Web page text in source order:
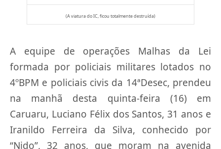
(A viatura do IC, ficou totalmente destruída)
A equipe de operações Malhas da Lei
formada por policiais militares lotados no
4ºBPM e policiais civis da 14ªDesec, prendeu
na manhã desta quinta-feira (16) em
Caruaru, Luciano Félix dos Santos, 31 anos e
Iranildo Ferreira da Silva, conhecido por
“Nido”, 32 anos, que moram na avenida